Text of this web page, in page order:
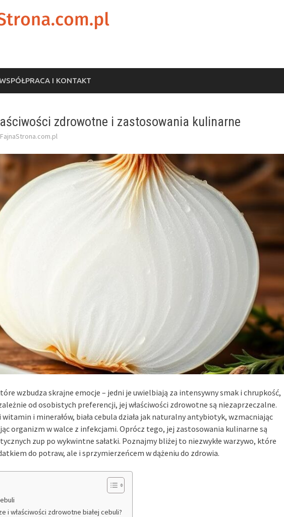
I KONTAKT
zdrowotne i zastosowania kulinarne
FajnaStrona.com.pl
wzbudza skrajne emocje – jedni je uwielbiają za intensywny smak i chrupkość,
od osobistych preferencji, jej właściwości zdrowotne są niezaprzeczalne.
i minerałów, biała cebula działa jak naturalny antybiotyk, wzmacniając
organizm w walce z infekcjami. Oprócz tego, jej zastosowania kulinarne są
zup po wykwintne sałatki. Poznajmy bliżej to niezwykłe warzywo, które
do potraw, ale i sprzymierzeńcem w dążeniu do zdrowia.
i właściwości zdrowotne białej cebuli?